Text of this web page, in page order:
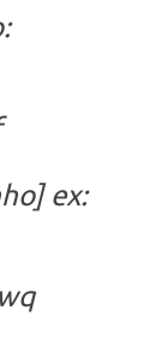
ex: